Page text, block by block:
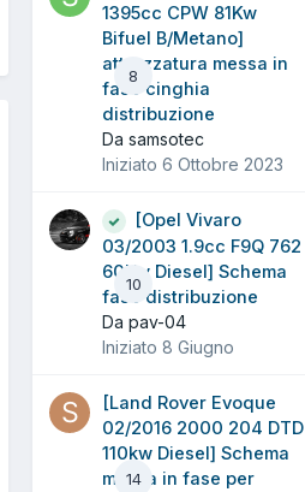
8
1395cc CPW 81Kw
Bifuel B/Metano]
attrezzatura messa in
fase cinghia
distribuzione
Da samsotec
Iniziato 6 Ottobre 2023
10
[Opel Vivaro
03/2003 1.9cc F9Q 762
60Kw Diesel] Schema
fase distribuzione
Da pav-04
Iniziato 8 Giugno
14
[Land Rover Evoque
02/2016 2000 204 DTD
110kw Diesel] Schema
messa in fase per